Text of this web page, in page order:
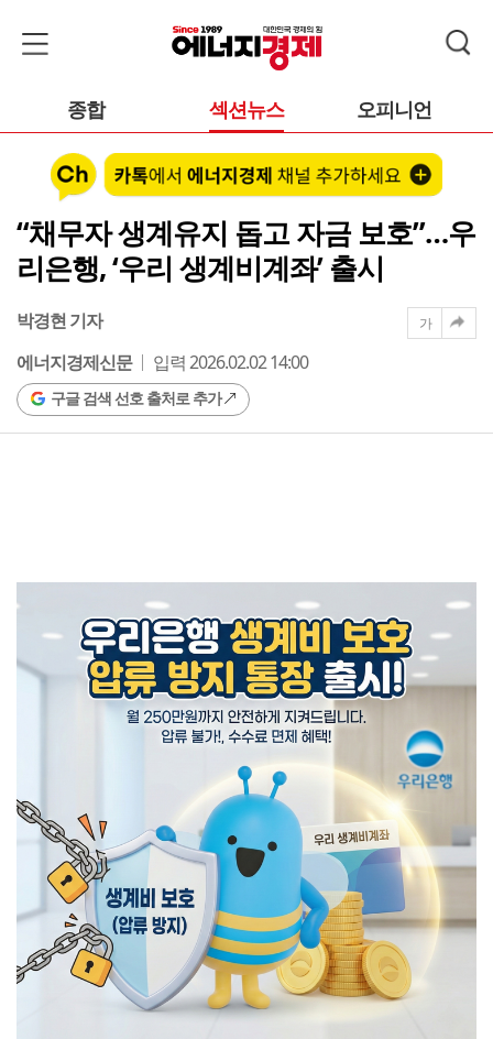
종합 섹션뉴스 오피니언
“채무자 생계유지 돕고 자금 보호”…우
리은행, ‘우리 생계비계좌’ 출시
박경현 기자
에너지경제신문
입력 2026.02.02 14:00
구글 검색 선호 출처로 추가
가